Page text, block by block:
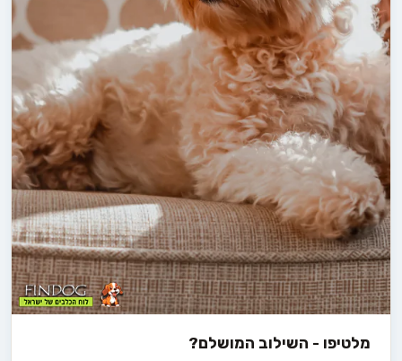
מלטיפו - השילוב המושלם?